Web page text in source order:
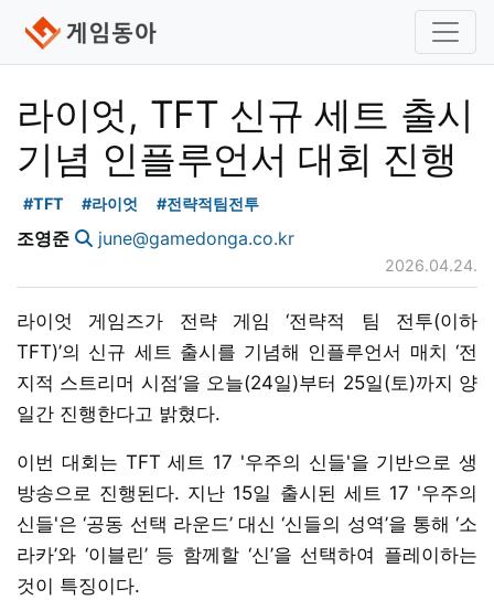
라이엇, TFT 신규 세트 출시
기념 인플루언서 대회 진행
#TFT #라이엇 #전략적팀전투
조영준 june@gamedonga.co.kr
2026.04.24.
라이엇 게임즈가 전략 게임 ‘전략적 팀 전투(이하
TFT)’의 신규 세트 출시를 기념해 인플루언서 매치 ‘전
지적 스트리머 시점’을 오늘(24일)부터 25일(토)까지 양
일간 진행한다고 밝혔다.
이번 대회는 TFT 세트 17 '우주의 신들'을 기반으로 생
방송으로 진행된다. 지난 15일 출시된 세트 17 '우주의
신들'은 ‘공동 선택 라운드’ 대신 ‘신들의 성역’을 통해 ‘소
라카’와 ‘이블린’ 등 함께할 ‘신’을 선택하여 플레이하는
것이 특징이다.